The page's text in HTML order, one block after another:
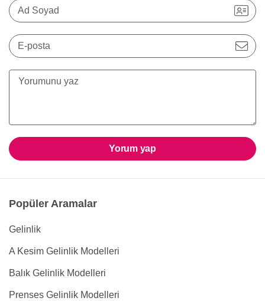
Ad Soyad
E-posta
Yorum yap
Popüler Aramalar
Gelinlik
A Kesim Gelinlik Modelleri
Balık Gelinlik Modelleri
Prenses Gelinlik Modelleri